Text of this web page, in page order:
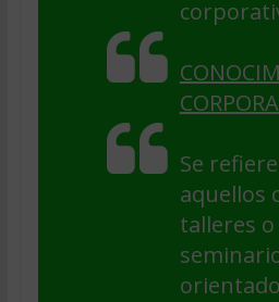
Se
aquellos
talleres o